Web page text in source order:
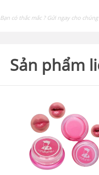
Bạn có thắc mắc ? Gửi ngay cho
Sản phẩm